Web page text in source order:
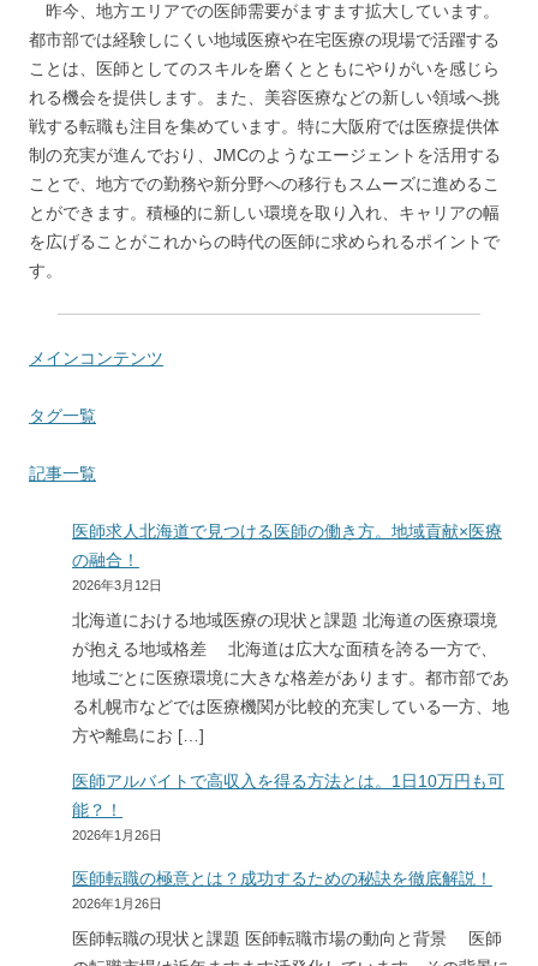
昨今、地方エリアでの医師需要がますます拡大しています。
都市部では経験しにくい地域医療や在宅医療の現場で活躍する
ことは、医師としてのスキルを磨くとともにやりがいを感じら
れる機会を提供します。また、美容医療などの新しい領域へ挑
戦する転職も注目を集めています。特に大阪府では医療提供体
制の充実が進んでおり、JMCのようなエージェントを活用する
ことで、地方での勤務や新分野への移行もスムーズに進めるこ
とができます。積極的に新しい環境を取り入れ、キャリアの幅
を広げることがこれからの時代の医師に求められるポイントで
す。
メインコンテンツ
タグ一覧
記事一覧
医師求人北海道で見つける医師の働き方。地域貢献×医療
の融合！
2026年3月12日
北海道における地域医療の現状と課題 北海道の医療環境
が抱える地域格差 北海道は広大な面積を誇る一方で、
地域ごとに医療環境に大きな格差があります。都市部であ
る札幌市などでは医療機関が比較的充実している一方、地
方や離島にお […]
医師アルバイトで高収入を得る方法とは。1日10万円も可
能？！
2026年1月26日
医師転職の極意とは？成功するための秘訣を徹底解説！
2026年1月26日
医師転職の現状と課題 医師転職市場の動向と背景 医師